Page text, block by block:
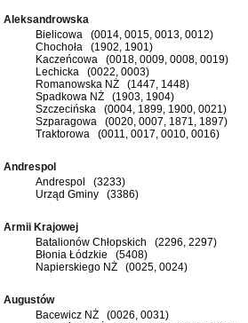
Aleksandrowska
Bielicowa (0014, 0015, 0013, 0012)
Chochoła (1902, 1901)
Kaczeńcowa (0018, 0009, 0008, 0019)
Lechicka (0022, 0003)
Romanowska NŻ (1447, 1448)
Spadkowa NŻ (1903, 1904)
Szczecińska (0004, 1899, 1900, 0021)
Szparagowa (0020, 0007, 1871, 1897)
Traktorowa (0011, 0017, 0010, 0016)
Andrespol
Andrespol (3233)
Urząd Gminy (3386)
Armii Krajowej
Batalionów Chłopskich (2296, 2297)
Błonia Łódzkie (5408)
Napierskiego NŻ (0025, 0024)
Augustów
Bacewicz NŻ (0026, 0031)